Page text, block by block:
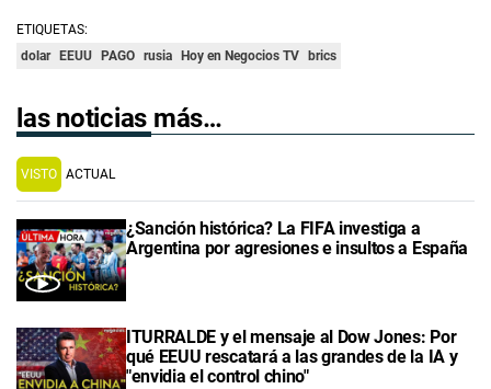
ETIQUETAS:
dolar
EEUU PAGO rusia Hoy en Negocios TV brics
las noticias más…
VISTO ACTUAL
¿Sanción histórica? La FIFA investiga a
Argentina por agresiones e insultos a España
ITURRALDE y el mensaje al Dow Jones: Por
qué EEUU rescatará a las grandes de la IA y
"envidia el control chino"